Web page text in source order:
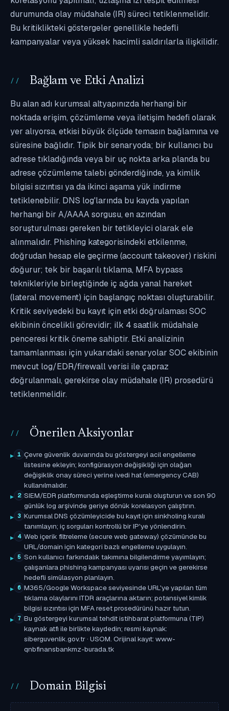
durumunda olay müdahale (IR) süreci tetiklenmelidir.
Bu kritiklikteki göstergeler genellikle hedefli
kampanyalar veya yüksek hacimli saldırılarla ilişkilidir.
Bağlam ve Etki Analizi
Bu alan adı kurumsal altyapınızda herhangi bir
noktada erişim, çözümleme veya iletişim hedefi olarak
yer alıyorsa, etkisi büyük ölçüde temasın bağlamına ve
süresine bağlıdır. Tipik bir senaryoda; bir kullanıcı bu
adrese tıkladığında veya bir uç nokta arka planda bu
adrese çözümleme talebi gönderdiğinde, ya kimlik
bilgisi sızıntısı ya da ikinci aşama yük indirme
tetiklenebilir. DNS log'larında bu kayda yapılan
herhangi bir A/AAAA sorgusu, en azından
soruşturulması gereken bir tetikleyici olarak ele
alınmalıdır. Phishing kategorisindeki etkilenme,
doğrudan hesap ele geçirme (account takeover) riskini
doğurur; tek bir başarılı tıklama, MFA bypass
teknikleriyle birleştiğinde iç ağda yanal hareket
(lateral movement) için başlangıç noktası oluşturabilir.
Kritik seviyedeki bu kayıt için etki doğrulaması SOC
ekibinin öncelikli görevidir; ilk 4 saatlik müdahale
penceresi kritik öneme sahiptir. Etki analizinin
tamamlanması için yukarıdaki senaryolar SOC ekibinin
mevcut log/EDR/firewall verisi ile çapraz
doğrulanmalı, gerekirse olay müdahale (IR) prosedürü
tetiklenmelidir.
Önerilen Aksiyonlar
1 Çevre güvenlik duvarında bu göstergeyi acil engelleme
listesine ekleyin; konfigürasyon değişikliği için olağan
değişiklik onay süreci yerine ivedi hat (emergency CAB)
kullanılmalıdır.
2 SIEM/EDR platformunda eşleştirme kuralı oluşturun ve son 90
günlük log arşivinde geriye dönük korelasyon çalıştırın.
3 Kurumsal DNS çözümleyicide bu kayıt için sinkholing kuralı
tanımlayın; iç sorguları kontrollü bir IP'ye yönlendirin.
4 Web içerik filtreleme (secure web gateway) çözümünde bu
URL/domain için kategori bazlı engelleme uygulayın.
5 Son kullanıcı farkındalık takımına bilgilendirme yayımlayın;
çalışanlara phishing kampanyası uyarısı geçin ve gerekirse
hedefli simülasyon planlayın.
6 M365/Google Workspace seviyesinde URL'ye yapılan tüm
tıklama olaylarını ITDR araçlarına aktarın; potansiyel kimlik
bilgisi sızıntısı için MFA reset prosedürünü hazır tutun.
7 Bu göstergeyi kurumsal tehdit istihbarat platformuna (TIP)
kaynak atfı ile birlikte kaydedin; resmi kaynak:
siberguvenlik.gov.tr · USOM. Orijinal kayıt: www-
qnbfinansbankmz-burada.tk
Domain Bilgisi